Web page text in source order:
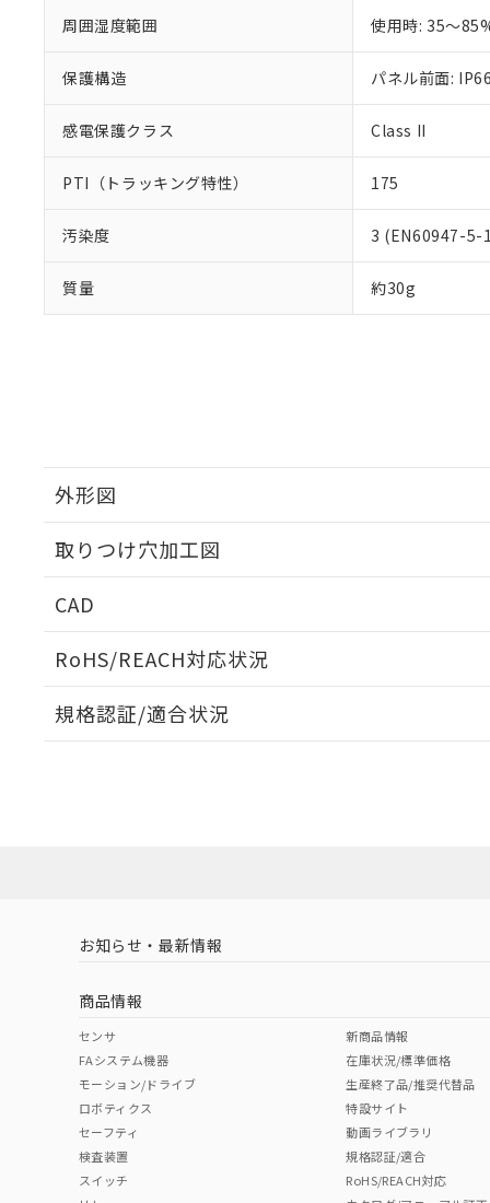
周囲湿度範囲 使用時: 35～
保護構造 パネル前面:
感電保護クラス Class II
PTI（トラッキング特性） 175
汚染度 3 (EN60947-5-
質量 約30g
外形図
取りつけ穴加工図
CAD
RoHS/REACH対応状況
EU RoHS 注意事項・凡例
中国 RoHS 注意事項・凡例
中国 RoHS表
Pb Hg Cr(VI)
規格認証/適合状況
（イギリス
（ノルウェー
既に当社にて対
り割愛しておりま
お知らせ・最新情報
商品情報
センサ
FAシステム機器
モーション/ドライブ
ロボティクス
セーフティ
検査装置
スイッチ
新商品情報
在庫状況/標準価格
生産終了品/推奨代替品
特設サイト
動画ライブラリ
規格認証/適合
RoHS/REACH対応